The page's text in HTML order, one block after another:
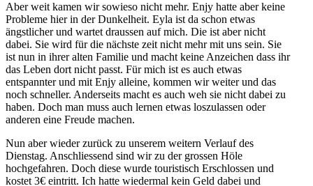
Aber weit kamen wir sowieso nicht mehr. Enjy hatte aber keine
Probleme hier in der Dunkelheit. Eyla ist da schon etwas
ängstlicher und wartet draussen auf mich. Die ist aber nicht
dabei. Sie wird für die nächste zeit nicht mehr mit uns sein. Sie
ist nun in ihrer alten Familie und macht keine Anzeichen dass ihr
das Leben dort nicht passt. Für mich ist es auch etwas
entspannter und mit Enjy alleine, kommen wir weiter und das
noch schneller. Anderseits macht es auch weh sie nicht dabei zu
haben. Doch man muss auch lernen etwas loszulassen oder
anderen eine Freude machen.
Nun aber wieder zurück zu unserem weitern Verlauf des
Dienstag. Anschliessend sind wir zu der grossen Höle
hochgefahren. Doch diese wurde touristisch Erschlossen und
kostet 3€ eintritt. Ich hatte wiedermal kein Geld dabei und